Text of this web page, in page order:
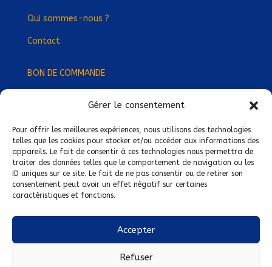
Gérer le consentement
Pour offrir les meilleures expériences, nous utilisons des technologies
telles que les cookies pour stocker et/ou accéder aux informations des
appareils. Le fait de consentir à ces technologies nous permettra de
traiter des données telles que le comportement de navigation ou les
ID uniques sur ce site. Le fait de ne pas consentir ou de retirer son
consentement peut avoir un effet négatif sur certaines
caractéristiques et fonctions.
Accepter
Refuser
Qui sommes-nous ?
Contact
BON DE COMMANDE
Devenez Délégué·e Régional·e !
Trouvez-nous près de chez vous !
Mentions légales
Conditions générales de vente
Politique de confidentialité